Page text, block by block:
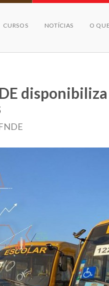
CURSOS NOTÍCIAS O
disponibiliza